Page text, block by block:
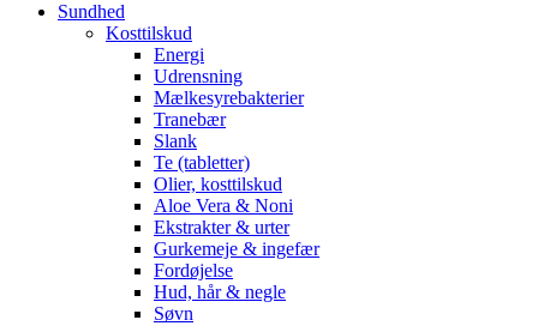
Sundhed
Kosttilskud
Energi
Udrensning
Mælkesyrebakterier
Tranebær
Slank
Te (tabletter)
Olier, kosttilskud
Aloe Vera & Noni
Ekstrakter & urter
Gurkemeje & ingefær
Fordøjelse
Hud, hår & negle
Søvn